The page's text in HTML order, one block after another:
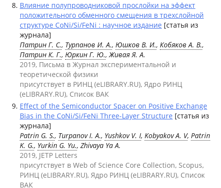
Влияние полупроводниковой прослойки на эффект
положительного обменного смещения в трехслойной
структуре CoNi/Si/FeNi : научное издание [статья из
журнала]
Патрин Г. С., Турпанов И. А., Юшков В. И., Кобяков А. В.,
Патрин К. Г., Юркин Г. Ю., Живая Я. А.
2019, Письма в Журнал экспериментальной и
теоретической физики
присутствует в РИНЦ (eLIBRARY.RU), Ядро РИНЦ
(eLIBRARY.RU), Список ВАК
Effect of the Semiconductor Spacer on Positive Exchange
Bias in the CoNi/Si/FeNi Three-Layer Structure [статья из
журнала]
Patrin G. S., Turpanov I. A., Yushkov V. I, Kobyakov A. V, Patrin
K. G., Yurkin G. Yu., Zhivaya Ya A.
2019, JETP Letters
присутствует в Web of Science Core Collection, Scopus,
РИНЦ (eLIBRARY.RU), Ядро РИНЦ (eLIBRARY.RU), Список
ВАК